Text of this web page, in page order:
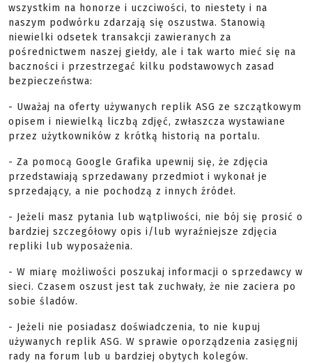
wszystkim na honorze i uczciwości, to niestety i na
naszym podwórku zdarzają się oszustwa. Stanowią
niewielki odsetek transakcji zawieranych za
pośrednictwem naszej giełdy, ale i tak warto mieć się na
baczności i przestrzegać kilku podstawowych zasad
bezpieczeństwa:
- Uważaj na oferty używanych replik ASG ze szczątkowym
opisem i niewielką liczbą zdjęć, zwłaszcza wystawiane
przez użytkowników z krótką historią na portalu.
- Za pomocą Google Grafika upewnij się, że zdjęcia
przedstawiają sprzedawany przedmiot i wykonał je
sprzedający, a nie pochodzą z innych źródeł.
- Jeżeli masz pytania lub wątpliwości, nie bój się prosić o
bardziej szczegółowy opis i/lub wyraźniejsze zdjęcia
repliki lub wyposażenia.
- W miarę możliwości poszukaj informacji o sprzedawcy w
sieci. Czasem oszust jest tak zuchwały, że nie zaciera po
sobie śladów.
- Jeżeli nie posiadasz doświadczenia, to nie kupuj
używanych replik ASG. W sprawie oporządzenia zasięgnij
rady na forum lub u bardziej obytych kolegów.